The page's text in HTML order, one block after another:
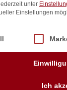
3/4″
unter
Einstellungen
Service-
Ich